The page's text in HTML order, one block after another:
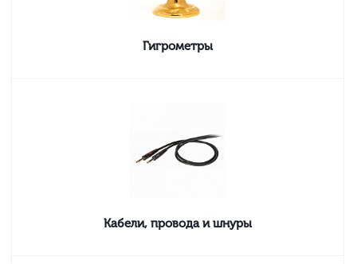
Гигрометры
Кабели, провода и шнуры